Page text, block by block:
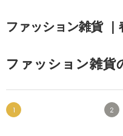
ファッション雑貨
ファッション雑貨
1 2